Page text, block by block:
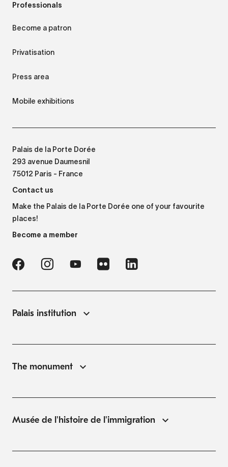
Professionals
Become a patron
Privatisation
Press area
Mobile exhibitions
Palais de la Porte Dorée
293 avenue Daumesnil
75012 Paris - France
Contact us
Make the Palais de la Porte Dorée one of your favourite
places!
Become a member
Palais institution
The monument
Musée de l'histoire de l'immigration